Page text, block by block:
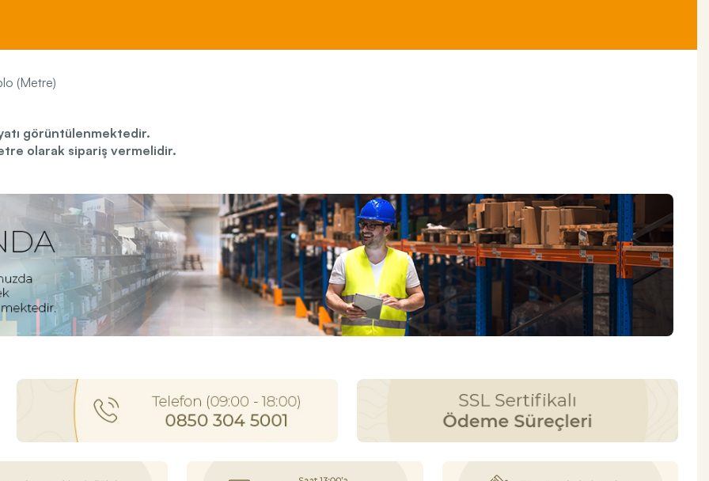
(Metre)
görüntülenmektedir.
olarak sipariş vermelidir.